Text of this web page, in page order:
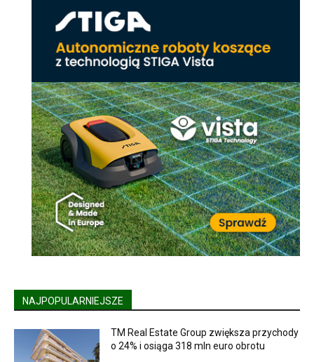
NAJPOPULARNIEJSZE
TM Real Estate Group zwiększa przychody
o 24% i osiąga 318 mln euro obrotu